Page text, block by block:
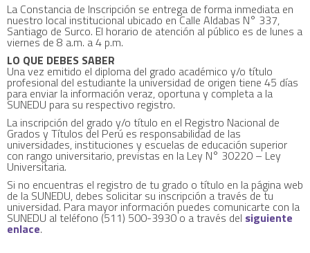
La Constancia de Inscripción se entrega de forma inmediata en
nuestro local institucional ubicado en Calle Aldabas N° 337,
Santiago de Surco. El horario de atención al público es de lunes a
viernes de 8 a.m. a 4 p.m.
LO QUE DEBES SABER
Una vez emitido el diploma del grado académico y/o título
profesional del estudiante la universidad de origen tiene 45 días
para enviar la información veraz, oportuna y completa a la
SUNEDU para su respectivo registro.
La inscripción del grado y/o título en el Registro Nacional de
Grados y Títulos del Perú es responsabilidad de las
universidades, instituciones y escuelas de educación superior
con rango universitario, previstas en la Ley N° 30220 – Ley
Universitaria.
Si no encuentras el registro de tu grado o título en la página web
de la SUNEDU, debes solicitar su inscripción a través de tu
universidad. Para mayor información puedes comunicarte con la
SUNEDU al teléfono (511) 500-3930 o a través del siguiente
enlace.